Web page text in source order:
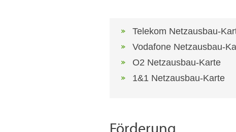
Telekom Netzausbau-
Vodafone Netzausbau-
O2 Netzausbau-Karte
1&1 Netzausbau-Karte